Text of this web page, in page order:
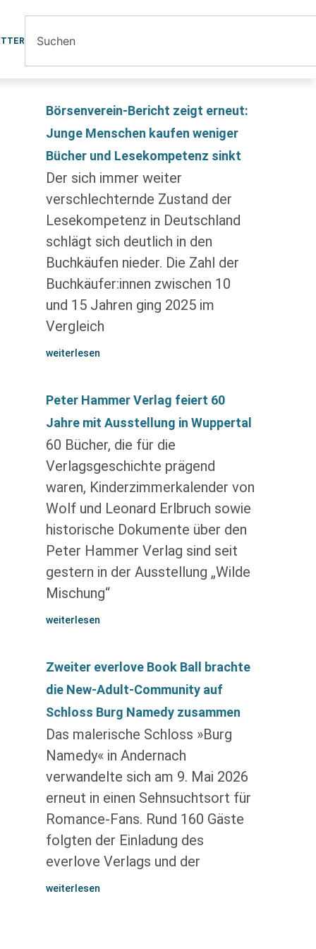
Börsenverein-Bericht zeigt erneut:
Junge Menschen kaufen weniger
Bücher und Lesekompetenz sinkt
Der sich immer weiter
verschlechternde Zustand der
Lesekompetenz in Deutschland
schlägt sich deutlich in den
Buchkäufen nieder. Die Zahl der
Buchkäufer:innen zwischen 10
und 15 Jahren ging 2025 im
Vergleich
weiterlesen
Peter Hammer Verlag feiert 60
Jahre mit Ausstellung in Wuppertal
60 Bücher, die für die
Verlagsgeschichte prägend
waren, Kinderzimmerkalender von
Wolf und Leonard Erlbruch sowie
historische Dokumente über den
Peter Hammer Verlag sind seit
gestern in der Ausstellung „Wilde
Mischung“
weiterlesen
Zweiter everlove Book Ball brachte
die New-Adult-Community auf
Schloss Burg Namedy zusammen
Das malerische Schloss »Burg
Namedy« in Andernach
verwandelte sich am 9. Mai 2026
erneut in einen Sehnsuchtsort für
Romance-Fans. Rund 160 Gäste
folgten der Einladung des
everlove Verlags und der
weiterlesen